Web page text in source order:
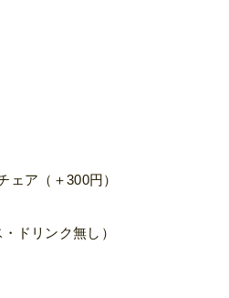
ェア（＋300円）
ドリンク無し）